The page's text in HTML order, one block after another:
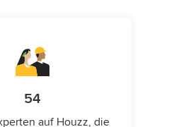
54
auf Houzz, die